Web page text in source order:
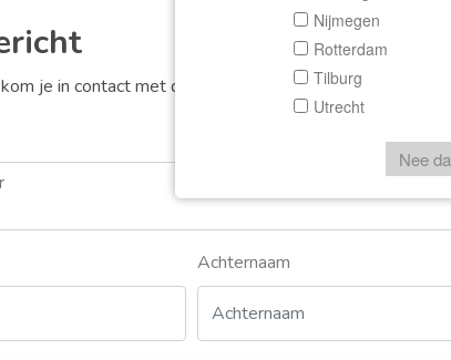
je in contact met de aanbieder of makelaar van de
Achternaam
Nijmegen
Rotterdam
Tilburg
Utrecht
Nee